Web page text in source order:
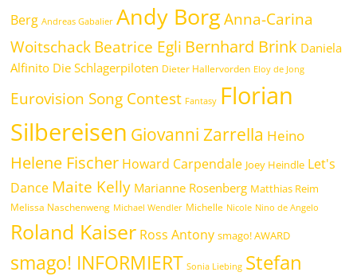
Berg Andreas Gabalier Andy Borg Anna-Carina
WoitschackBeatrice Egli Bernhard Brink Daniela
Alfinito Die Schlagerpiloten Dieter Hallervorden Eloy de Jong
Eurovision Song Contest Fantasy Florian
Silbereisen Giovanni Zarrella Heino
Helene Fischer Howard Carpendale Joey Heindle Let's
Dance Maite Kelly Marianne Rosenberg Matthias Reim
Melissa Naschenweng Michael Wendler Michelle Nicole Nino de Angelo
Roland Kaiser Ross Antony smago! AWARD
smago! INFORMIERT Sonia Liebing Stefan